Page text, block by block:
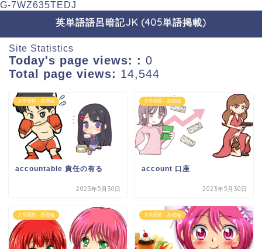
G-7WZ635TEDJ
英単語語呂暗記JK (405単語掲載)
Site Statistics
Today's page views: : 0
Total page views: 14,544
大学受験 - 基礎編
accountable 責任の有る
2023年5月30日
大学受験 - 基礎編
account 口座
2023年5月30日
大学受験 - 基礎編 大学受験 - 基礎編